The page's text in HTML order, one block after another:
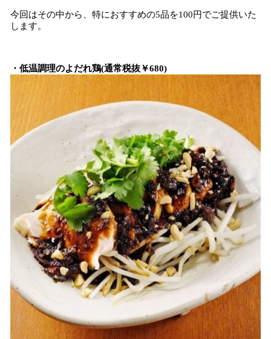
今回はその中から、特におすすめの5品を100円でご提供いた
します。
・低温調理のよだれ鶏(通常税抜￥680)